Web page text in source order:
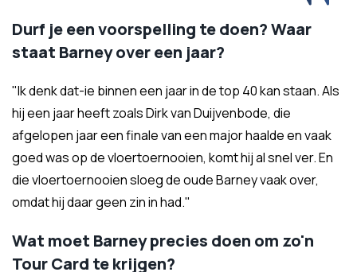
Durf je een voorspelling te doen? Waar
staat Barney over een jaar?
"Ik denk dat-ie binnen een jaar in de top 40 kan staan. Als
hij een jaar heeft zoals Dirk van Duijvenbode, die
afgelopen jaar een finale van een major haalde en vaak
goed was op de vloertoernooien, komt hij al snel ver. En
die vloertoernooien sloeg de oude Barney vaak over,
omdat hij daar geen zin in had."
Wat moet Barney precies doen om zo'n
Tour Card te krijgen?